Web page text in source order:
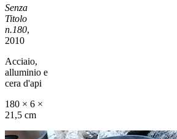
Senza
Titolo
n.180,
2010
Acciaio,
alluminio e
cera d'api
180 × 6 ×
21,5 cm